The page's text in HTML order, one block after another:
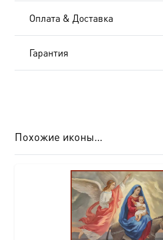
Оплата & Доставка
Гарантия
Похожие иконы…